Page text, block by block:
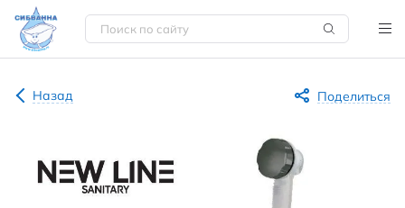
Назад Поделиться